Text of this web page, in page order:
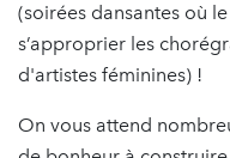
(soirées dansantes où
s’approprier les
d'artistes féminines) !
On vous attend